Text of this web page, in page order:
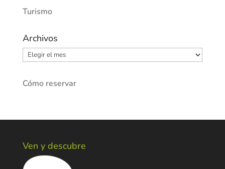
Turismo
Archivos
Archivos
Cómo reservar
Ven y descubre